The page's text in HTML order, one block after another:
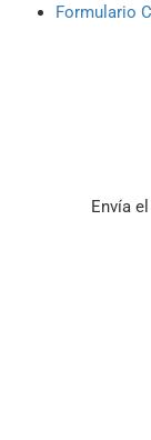
Formulario
Envía